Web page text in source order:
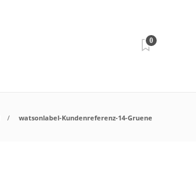
0
watsonlabel-Kundenreferenz-14-Gruene